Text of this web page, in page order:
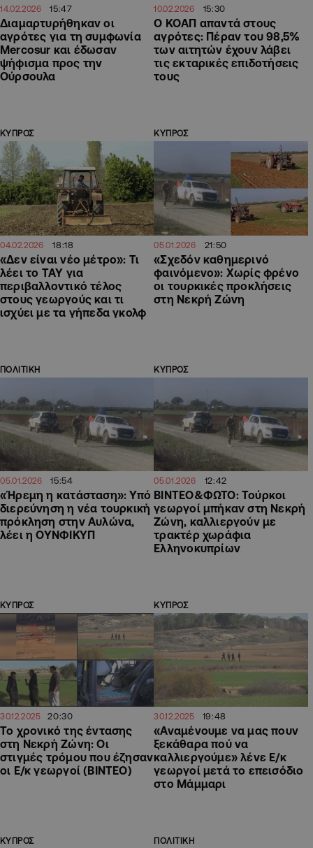
14.02.2026 15:47
Διαμαρτυρήθηκαν οι
αγρότες για τη συμφωνία
Mercosur και έδωσαν
ψήφισμα προς την
Ούρσουλα
10.02.2026 15:30
Ο ΚΟΑΠ απαντά στους
αγρότες: Πέραν του 98,5%
των αιτητών έχουν λάβει
τις εκταρικές επιδοτήσεις
τους
ΚΥΠΡΟΣ
04.02.2026 18:18
«Δεν είναι νέο μέτρο»: Τι
λέει το ΤΑΥ για
περιβαλλοντικό τέλος
στους γεωργούς και τι
ισχύει με τα γήπεδα γκολφ
ΚΥΠΡΟΣ
05.01.2026 21:50
«Σχεδόν καθημερινό
φαινόμενο»: Χωρίς φρένο
οι τουρκικές προκλήσεις
στη Νεκρή Ζώνη
ΠΟΛΙΤΙΚΗ
05.01.2026 15:54
«Ήρεμη η κατάσταση»: Υπό
διερεύνηση η νέα τουρκική
πρόκληση στην Αυλώνα,
λέει η ΟΥΝΦΙΚΥΠ
ΚΥΠΡΟΣ
05.01.2026 12:42
ΒΙΝΤΕΟ&ΦΩΤΟ: Τούρκοι
γεωργοί μπήκαν στη Νεκρή
Ζώνη, καλλιεργούν με
τρακτέρ χωράφια
Ελληνοκυπρίων
ΚΥΠΡΟΣ
30.12.2025 20:30
Το χρονικό της έντασης
στη Νεκρή Ζώνη: Οι
στιγμές τρόμου που έζησαν
οι Ε/κ γεωργοί (ΒΙΝΤΕΟ)
ΚΥΠΡΟΣ
30.12.2025 19:48
«Αναμένουμε να μας πουν
ξεκάθαρα πού να
καλλιεργούμε» λένε Ε/κ
γεωργοί μετά το επεισόδιο
στο Μάμμαρι
ΚΥΠΡΟΣ ΠΟΛΙΤΙΚΗ